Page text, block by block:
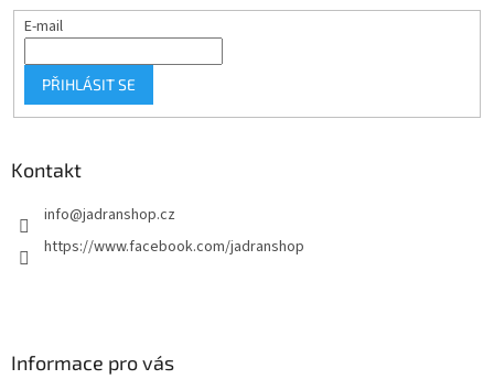
E-mail
PŘIHLÁSIT SE
Kontakt
info@jadranshop.cz
https://www.facebook.com/jadranshop
Informace pro vás